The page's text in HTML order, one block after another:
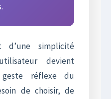
d’une simplicité
devient
réflexe du
de choisir, de